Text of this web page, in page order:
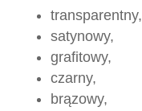
transparentny,
satynowy,
grafitowy,
czarny,
brązowy,